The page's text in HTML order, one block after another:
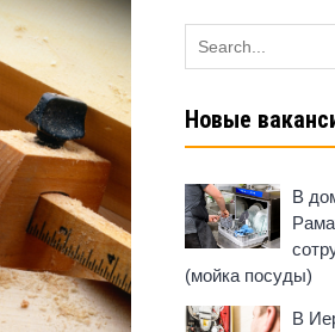
for:
Новые
В
(мойка посуды)
В